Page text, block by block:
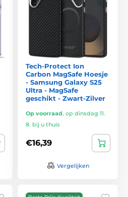
Tech-Protect Ion
Carbon MagSafe Hoesje
- Samsung Galaxy S25
Ultra - MagSafe
geschikt - Zwart-Zilver
Op voorraad, op dinsdag 11.
8. bij u thuis
€16,39
Vergelijken